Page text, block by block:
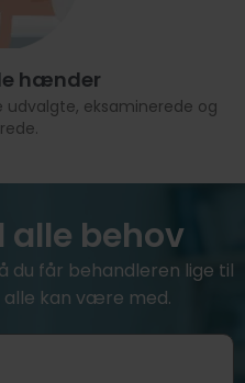
hænder
udvalgte, eksaminerede og
alle behov
du får behandleren lige til
alle kan være med.